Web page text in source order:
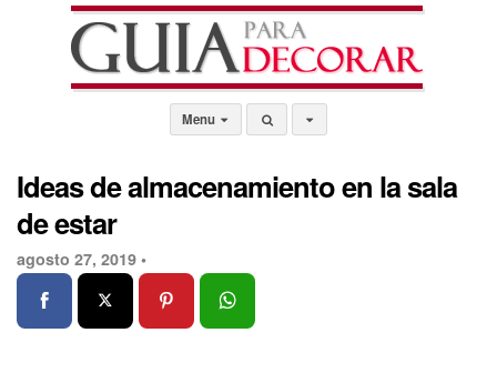
Menu
Ideas de almacenamiento en la sala
de estar
agosto 27, 2019 •